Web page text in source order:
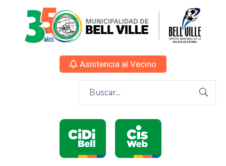
Asistencia al Vecino